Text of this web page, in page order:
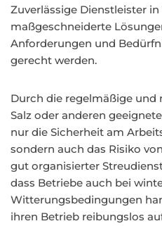
Zuverlässige Dienstleister
maßgeschneiderte
Anforderungen und
gerecht werden.
Durch die regelmäßige und
Salz oder anderen
nur die Sicherheit am
sondern auch das Risiko
gut organisierter
dass Betriebe auch bei
Witterungsbedingungen
ihren Betrieb reibungslos